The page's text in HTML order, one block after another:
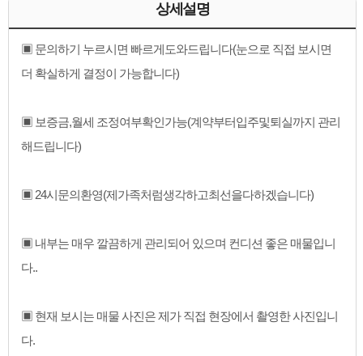
상세설명
▣ 문의하기 누르시면 빠르게도와드립니다(눈으로 직접 보시면
더 확실하게 결정이 가능합니다)
▣ 보증금,월세 조정여부확인가능(계약부터입주및퇴실까지 관리
해드립니다)
▣ 24시문의환영(제가족처럼생각하고최선을다하겠습니다)
▣ 내부는 매우 깔끔하게 관리되어 있으며 컨디션 좋은 매물입니
다..
▣ 현재 보시는 매물 사진은 제가 직접 현장에서 촬영한 사진입니
다.